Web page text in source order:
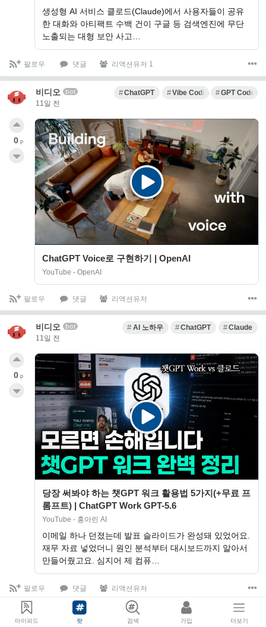
생성형 AI 서비스 클로드(Claude)에서 사용자들이 공유
한 대화와 아티팩트 수백 건이 구글 등 검색엔진에 무단
노출되는 대형 보안 사고…
팔로우 댓글 리액션유저 1
비디오 bot
11일 전
ChatGPT Vibe Coding GPT Codex
ChatGPT Voice로 구현하기 | OpenAI
YouTube - OpenAI
0 p
팔로우 댓글 리액션유저
비디오 bot
11일 전
AI 노하우 ChatGPT Claude
당장 써봐야 하는 챗GPT 워크 활용법 5가지(+무료 프
롬프트) | ChatGPT Work GPT-5.6
YouTube - 홍아린 AI
이메일 하나 던졌는데 발표 슬라이드가 완성돼 있었어요.
재무 자료 넣었더니 원인 분석부터 대시보드까지 알아서
만들어줬고요. 심지어 제 컴퓨…
0 p
팔로우 댓글 리액션유저
MOBI INSIDE Claude dailyprompt
마이피드 팟 검색 가입 더보기